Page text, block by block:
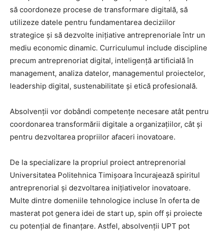
să coordoneze procese de transformare digitală, să
utilizeze datele pentru fundamentarea deciziilor
strategice și să dezvolte inițiative antreprenoriale într un
mediu economic dinamic. Curriculumul include discipline
precum antreprenoriat digital, inteligență artificială în
management, analiza datelor, managementul proiectelor,
leadership digital, sustenabilitate și etică profesională.
Absolvenții vor dobândi competențe necesare atât pentru
coordonarea transformării digitale a organizațiilor, cât și
pentru dezvoltarea propriilor afaceri inovatoare.
De la specializare la propriul proiect antreprenorial
Universitatea Politehnica Timișoara încurajează spiritul
antreprenorial și dezvoltarea inițiativelor inovatoare.
Multe dintre domeniile tehnologice incluse în oferta de
masterat pot genera idei de start up, spin off și proiecte
cu potențial de finanțare. Astfel, absolvenții UPT pot